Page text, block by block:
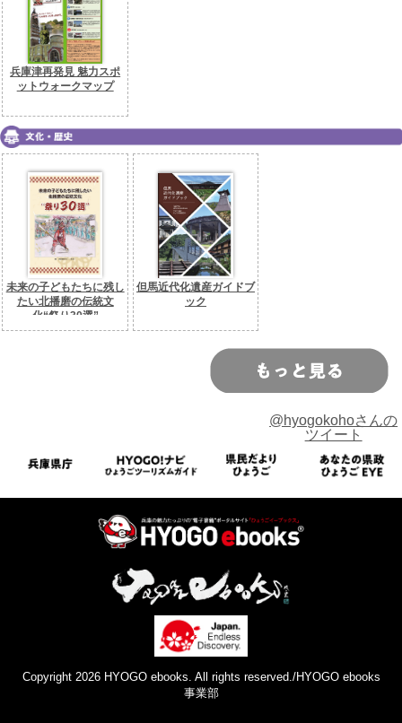
兵庫津再発見 魅力スポ
ットウォークマップ
未来の子どもたちに残し
たい北播磨の伝統文
化“祭り30選”
但馬近代化遺産ガイドブ
ック
@hyogokohoさんの
ツイート
Copyright 2026 HYOGO ebooks. All rights reserved./HYOGO ebooks
事業部